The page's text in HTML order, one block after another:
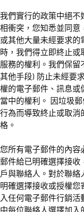
我們實行的政策中絕不
相衝突，您知悉並同意
或其他大量未經要求的
時，我們得立即終止或
服務的權利。我們保留
其他手段) 防止未經要
權的電子郵件、訊息或
當中的權利。 因垃圾
行為而導致終止或取消
格。
您所有電子郵件的內容
郵件給已明確選擇接收
戶與聯絡人。對於聯絡
明確選擇接收或授權
入任何電子郵件行銷
中每位聯絡人選擇加入